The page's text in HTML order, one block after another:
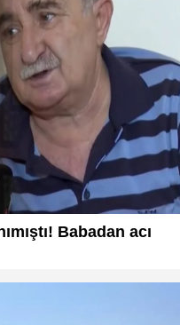
Babadan acı